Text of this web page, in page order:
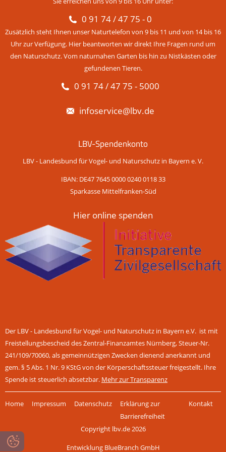
0 91 74 / 47 75 - 0
Zusätzlich steht Ihnen unser Naturtelefon von 9 bis 11 und von 14 bis 16
Uhr zur Verfügung. Hier beantworten wir direkt Ihre Fragen rund um
den Naturschutz. Vom naturnahen Garten bis hin zu Nistkästen oder
gefundenen Tieren.
0 91 74 / 47 75 - 5000
infoservice@lbv.de
LBV-Spendenkonto
LBV - Landesbund für Vogel- und Naturschutz in Bayern e. V.
IBAN: DE47 7645 0000 0240 0118 33
Sparkasse Mittelfranken-Süd
Hier online spenden
Der LBV - Landesbund für Vogel- und Naturschutz in Bayern e.V. ist mit
Freistellungsbescheid des Zentral-Finanzamtes Nürnberg, Steuer-Nr.
241/109/70060, als gemeinnützigen Zwecken dienend anerkannt und
gem. § 5 Abs. 1 Nr. 9 KStG von der Körperschaftssteuer freigestellt. Ihre
Spende ist steuerlich absetzbar. Mehr zur Transparenz
überspringen
Home Impressum Datenschutz
Erklärung zur
Barrierefreiheit
Kontakt
Copyright lbv.de 2026
Entwicklung BlueBranch GmbH